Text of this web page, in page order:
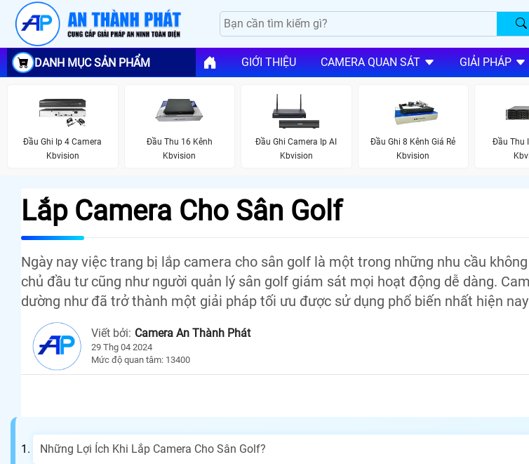
DANH MỤC SẢN PHẨM GIỚI THIỆU CAMERA QUAN SÁT GIẢI PHÁP
Đầu Ghi Ip 4 Camera
Kbvision
Đầu Thu 16 Kênh
Kbvision
Đầu Ghi Camera Ip AI
Kbvision
Đầu Ghi 8 Kênh Giá Rẻ
Kbvision
Đầu Thu
Lắp Camera Cho Sân Golf
Ngày nay việc trang bị lắp camera cho sân golf là một trong những nhu cầu
chủ đầu tư cũng như người quản lý sân golf giám sát mọi hoạt động dễ dàng.
dường như đã trở thành một giải pháp tối ưu được sử dụng phổ biến nhất hiện nay
Viết bởi: Camera An Thành Phát
29 Thg 04 2024
Mức độ quan tâm: 13400
Những Lợi Ích Khi Lắp Camera Cho Sân Golf?